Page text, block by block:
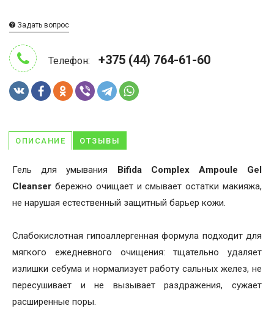
Задать вопрос
Телефон: +375 (44) 764-61-60
ОПИСАНИЕ ОТЗЫВЫ
Гель для умывания Bifida Complex Ampoule Gel
Cleanser бережно очищает и смывает остатки макияжа,
не нарушая естественный защитный барьер кожи.
Слабокислотная гипоаллергенная формула подходит для
мягкого ежедневного очищения: тщательно удаляет
излишки себума и нормализует работу сальных желез, не
пересушивает и не вызывает раздражения, сужает
расширенные поры.